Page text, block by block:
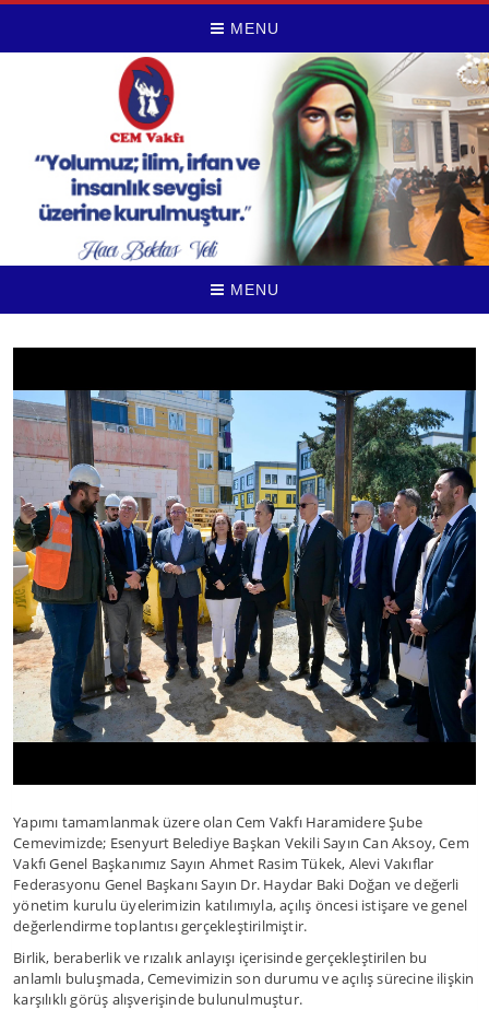
MENU
MENU
Yapımı tamamlanmak üzere olan Cem Vakfı Haramidere Şube
Cemevimizde; Esenyurt Belediye Başkan Vekili Sayın Can Aksoy, Cem
Vakfı Genel Başkanımız Sayın Ahmet Rasim Tükek, Alevi Vakıflar
Federasyonu Genel Başkanı Sayın Dr. Haydar Baki Doğan ve değerli
yönetim kurulu üyelerimizin katılımıyla, açılış öncesi istişare ve genel
değerlendirme toplantısı gerçekleştirilmiştir.
Birlik, beraberlik ve rızalık anlayışı içerisinde gerçekleştirilen bu
anlamlı buluşmada, Cemevimizin son durumu ve açılış sürecine ilişkin
karşılıklı görüş alışverişinde bulunulmuştur.